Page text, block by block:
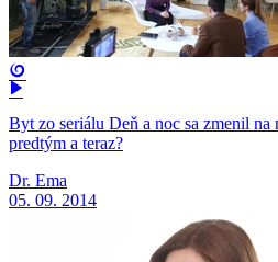
Byt zo seriálu Deň a noc sa zmenil
predtým a teraz?
Dr. Ema
05. 09. 2014